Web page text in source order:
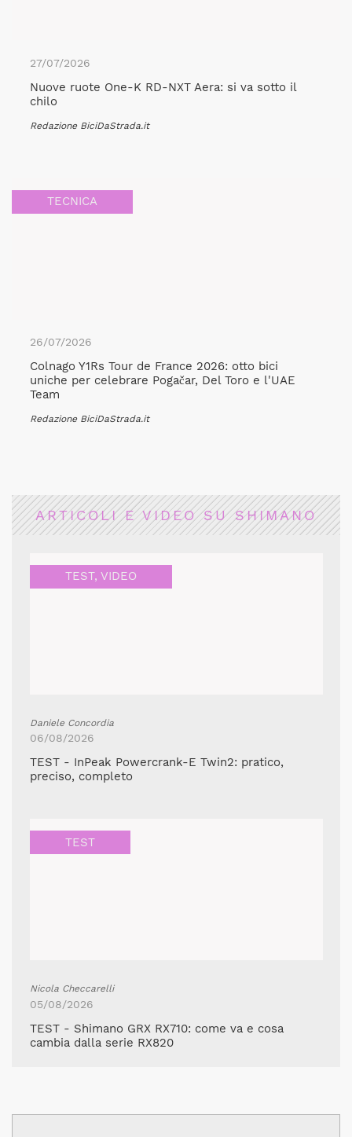
27/07/2026
Nuove ruote One-K RD-NXT Aera: si va sotto il
chilo
Redazione BiciDaStrada.it
TECNICA
26/07/2026
Colnago Y1Rs Tour de France 2026: otto bici
uniche per celebrare Pogačar, Del Toro e l'UAE
Team
Redazione BiciDaStrada.it
ARTICOLI E VIDEO SU SHIMANO
TEST, VIDEO
Daniele Concordia
06/08/2026
TEST - InPeak Powercrank-E Twin2: pratico,
preciso, completo
TEST
Nicola Checcarelli
05/08/2026
TEST - Shimano GRX RX710: come va e cosa
cambia dalla serie RX820